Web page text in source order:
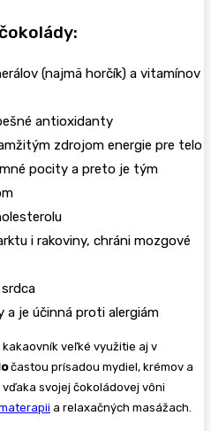
(najmä horčík) a vitamínov
antioxidanty
zdrojom energie pre telo
pocity a preto je tým
i rakoviny, chráni mozgové
a je účinná proti alergiám
veľké využitie aj v
častou prísadou mydiel, krémov a
svojej čokoládovej vôni
a relaxačných masážach.